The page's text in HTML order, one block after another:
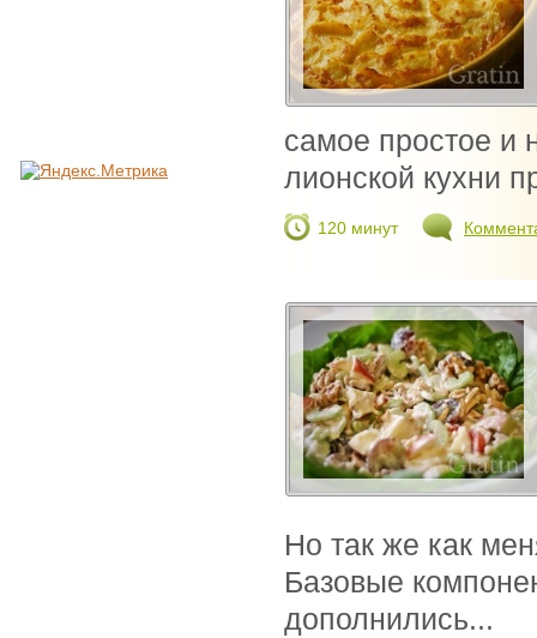
самое простое и
лионской кухни
120 минут
Но так же как
Базовые
дополнились...